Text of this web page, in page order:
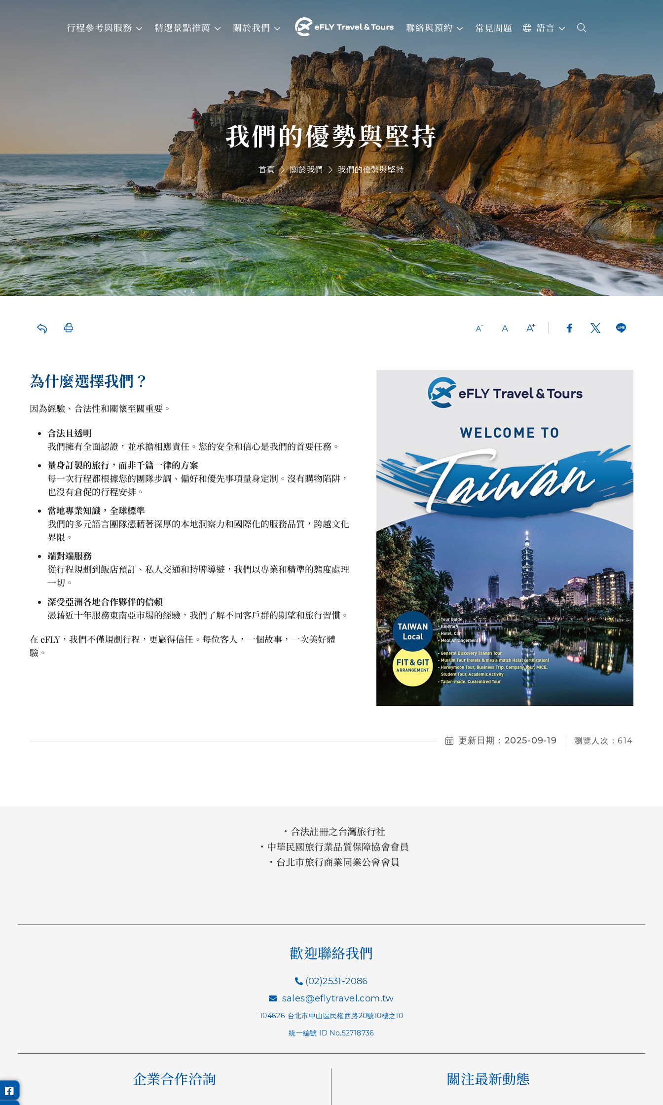
行程參考與服務 精選景點推薦 關於我們 聯絡與預約 常見問題 語言
我們的優勢與堅持
首頁 關於我們 我們的優勢與堅持
為什麼選擇我們？
因為經驗、合法性和關懷至關重要。
合法且透明
我們擁有全面認證，並承擔相應責任。您的安全和信心是我們的首要任務。
量身訂製的旅行，而非千篇一律的方案
每一次行程都根據您的團隊步調、偏好和優先事項量身定制。沒有購物陷阱，
也沒有倉促的行程安排。
當地專業知識，全球標準
我們的多元語言團隊憑藉著深厚的本地洞察力和國際化的服務品質，跨越文化
界限。
端對端服務
從行程規劃到飯店預訂、私人交通和持牌導遊，我們以專業和精準的態度處理
一切。
深受亞洲各地合作夥伴的信賴
憑藉近十年服務東南亞市場的經驗，我們了解不同客戶群的期望和旅行習慣。
在 eFLY，我們不僅規劃行程，更贏得信任。每位客人，一個故事，一次美好體
驗。
更新日期：2025-09-19 瀏覽人次：614
合法註冊之台灣旅行社
中華民國旅行業品質保障協會會員
台北市旅行商業同業公會會員
歡迎聯絡我們
(02)2531-2086
sales@eflytravel.com.tw
104626 台北市中山區民權西路20號10樓之10
統一編號 ID No.52718736
企業合作洽詢 關注最新動態